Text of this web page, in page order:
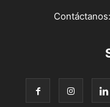
Contáctanos: